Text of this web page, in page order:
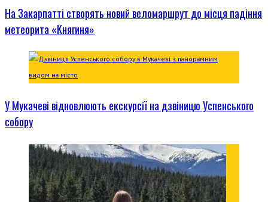
На Закарпатті створять новий веломаршрут до місця падіння
метеорита «Княгиня»
У Мукачеві відновлюють екскурсії на дзвіницю Успенського
собору